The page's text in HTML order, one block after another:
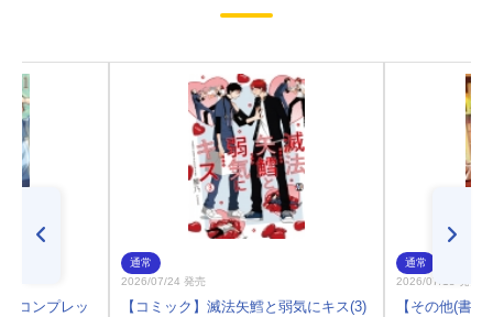
コンプレッ
通常
2026/07/24 発売
【コミック】滅法矢鱈と弱気にキス(3)
通常
2026/07/15 発売
【その他(書